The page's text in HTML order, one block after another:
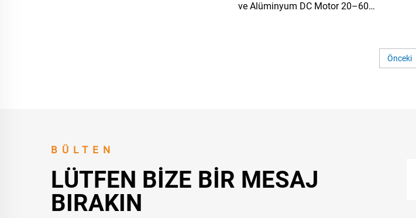
ve Alüminyum DC Motor 20–60
Önceki
BÜLTEN
LÜTFEN BIZE BIR MESAJ
BIRAKIN